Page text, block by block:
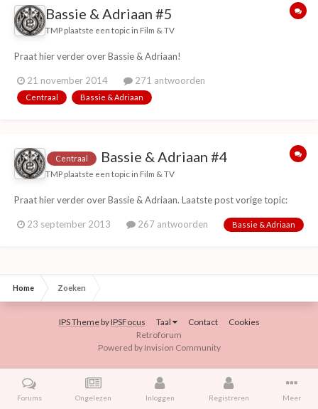
Bassie & Adriaan #5
TMP plaatste een topic in Film & TV
Praat hier verder over Bassie & Adriaan!
21 november 2014 271 antwoorden
Centraal Bassie & Adriaan
Centraal Bassie & Adriaan #4
TMP plaatste een topic in Film & TV
Praat hier verder over Bassie & Adriaan. Laatste post vorige topic:
23 september 2013 267 antwoorden Bassie & Adriaan
Home Zoeken
IPS ThemebyIPSFocus Taal Contact
Cookies
Retroforum
Powered by Invision Community
Forums Ongelezen Inloggen Registreren Meer